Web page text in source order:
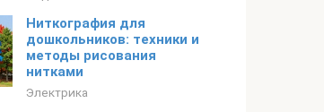
Ниткография для
дошкольников: техники и
методы рисования
нитками
Электрика